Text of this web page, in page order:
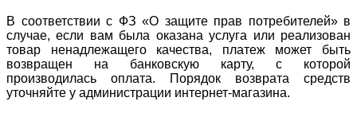
В соответствии с ФЗ «О защите прав потребителей» в
случае, если вам была оказана услуга или реализован
товар ненадлежащего качества, платеж может быть
возвращен на банковскую карту, с которой
производилась оплата. Порядок возврата средств
уточняйте у администрации интернет-магазина.